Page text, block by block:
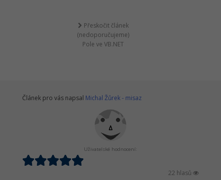
Přeskočit článek
(nedoporučujeme)
Pole ve VB.NET
Článek pro vás napsal Michal Žůrek - misaz
Uživatelské hodnocení:
22 hlasů